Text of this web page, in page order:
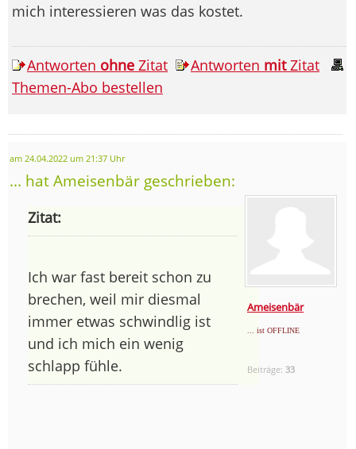
mich interessieren was das kostet.
Antworten ohne Zitat Antworten mitZitat
Themen-Abo bestellen
am 24.04.2022 um 21:37 Uhr
... hat Ameisenbär geschrieben:
Ameisenbär
... ist OFFLINE
Beiträge:33
Zitat:
Ich war fast bereit schon zu
brechen, weil mir diesmal
immer etwas schwindlig ist
und ich mich ein wenig
schlapp fühle.